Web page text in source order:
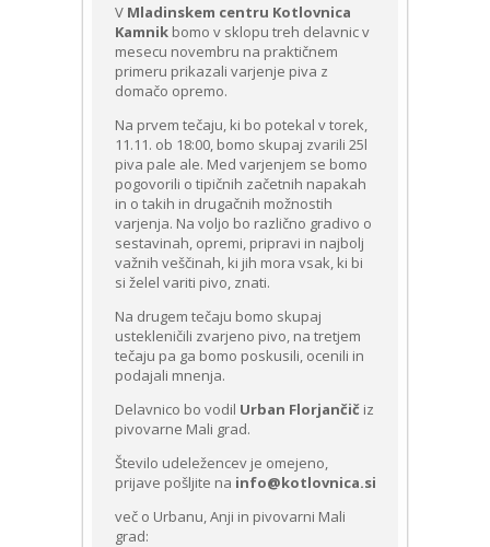
V Mladinskem centru Kotlovnica
Kamnik bomo v sklopu treh delavnic v
mesecu novembru na praktičnem
primeru prikazali varjenje piva z
domačo opremo.
Na prvem tečaju, ki bo potekal v torek,
11.11. ob 18:00, bomo skupaj zvarili 25l
piva pale ale. Med varjenjem se bomo
pogovorili o tipičnih začetnih napakah
in o takih in drugačnih možnostih
varjenja. Na voljo bo različno gradivo o
sestavinah, opremi, pripravi in najbolj
važnih veščinah, ki jih mora vsak, ki bi
si želel variti pivo, znati.
Na drugem tečaju bomo skupaj
ustekleničili zvarjeno pivo, na tretjem
tečaju pa ga bomo poskusili, ocenili in
podajali mnenja.
Delavnico bo vodil Urban Florjančič iz
pivovarne Mali grad.
Število udeležencev je omejeno,
prijave pošljite na info@kotlovnica.si
več o Urbanu, Anji in pivovarni Mali
grad: